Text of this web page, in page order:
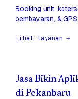
Booking unit,
pembayaran, &
Lihat layanan →
Jasa Bikin
di Pekanbaru